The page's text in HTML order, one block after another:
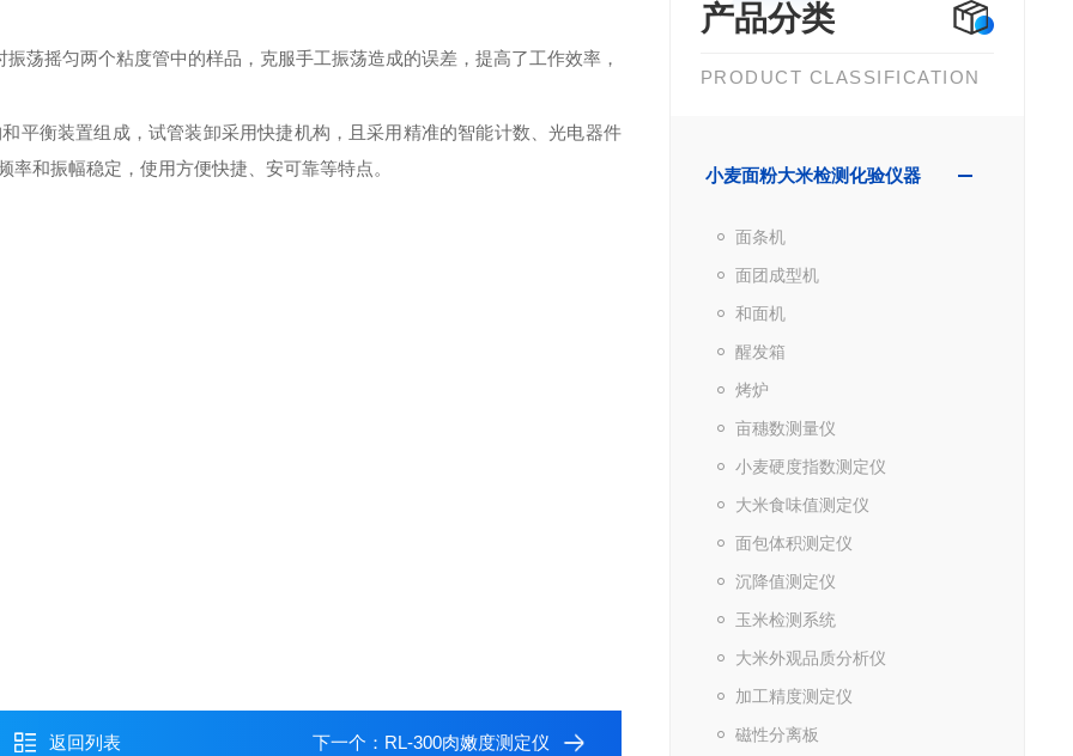
产品分类
PRODUCT CLASSIFICATION
小麦面粉大米检测化验仪器
面条机
面团成型机
和面机
醒发箱
烤炉
亩穗数测量仪
小麦硬度指数测定仪
大米食味值测定仪
面包体积测定仪
沉降值测定仪
玉米检测系统
大米外观品质分析仪
加工精度测定仪
磁性分离板
荡摇匀两个粘度管中的样品，克服手工振荡造成的误差，提高了工作效率，
平衡装置组成，试管装卸采用快捷机构，且采用精准的智能计数、光电器件
和振幅稳定，使用方便快捷、安可靠等特点。
返回列表 下一个： RL-300肉嫩度测定仪